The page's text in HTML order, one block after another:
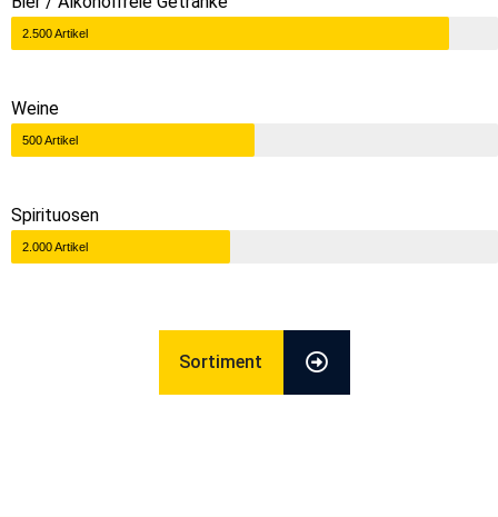
2.500 Artikel
Weine
500 Artikel
Spirituosen
2.000 Artikel
Sortiment